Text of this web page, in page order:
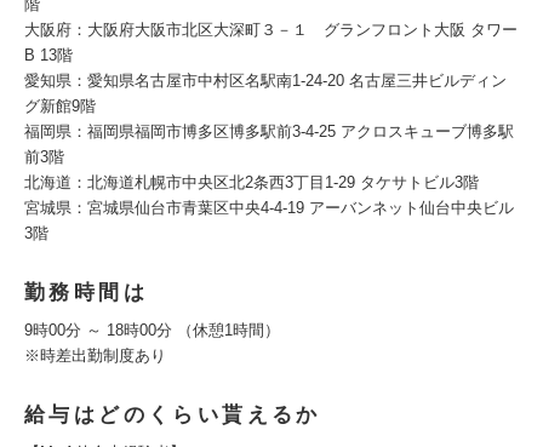
階
大阪府：大阪府大阪市北区大深町３－１ グランフロント大阪 タワー
B 13階
愛知県：愛知県名古屋市中村区名駅南1-24-20 名古屋三井ビルディン
グ新館9階
福岡県：福岡県福岡市博多区博多駅前3-4-25 アクロスキューブ博多駅
前3階
北海道：北海道札幌市中央区北2条西3丁目1-29 タケサトビル3階
宮城県：宮城県仙台市青葉区中央4-4-19 アーバンネット仙台中央ビル
3階
勤務時間は
9時00分 ～ 18時00分 （休憩1時間）
※時差出勤制度あり
給与はどのくらい貰えるか